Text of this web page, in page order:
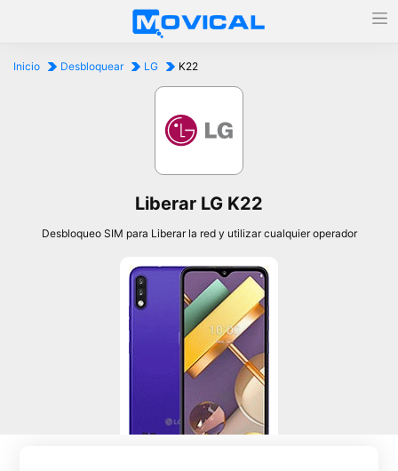
Inicio Desbloquear LG K22
Liberar LG K22
Desbloqueo SIM para Liberar la red y utilizar cualquier operador